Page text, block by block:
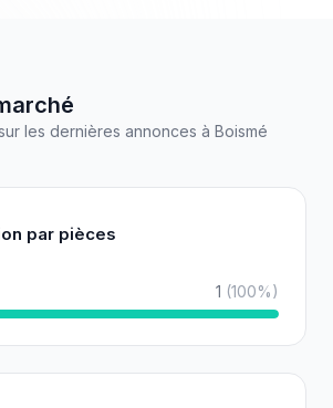
les dernières annonces à Boismé
par pièces
1 (100%)